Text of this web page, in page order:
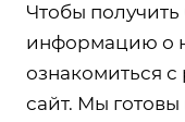
Чтобы
информацию о
ознакомиться
сайт. Мы